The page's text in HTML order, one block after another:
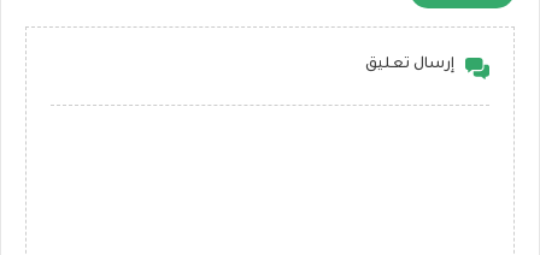
إرسال تعليق